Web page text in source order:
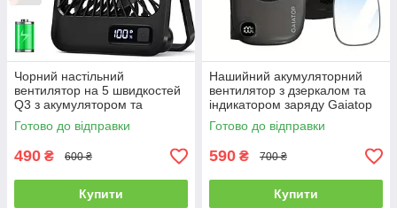
Чорний настільний
вентилятор на 5 швидкостей
Q3 з акумулятором та
підсвічуванням заряду
Готово до відправки
490 ₴ 600 ₴
Купити
Нашийний акумуляторний
вентилятор з дзеркалом та
індикатором заряду Gaiatop
HF-04, 3 швидкості, чорний
Готово до відправки
590 ₴ 700 ₴
Купити